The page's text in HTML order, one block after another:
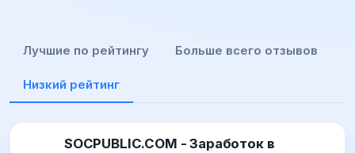
Лучшие по рейтингу Больше всего отзывов
Низкий рейтинг
SOCPUBLIC.COM - Заработок в